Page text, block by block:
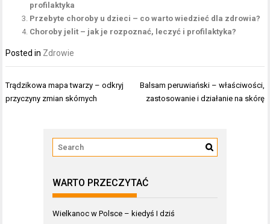
profilaktyka
Przebyte choroby u dzieci – co warto wiedzieć dla zdrowia?
Choroby jelit – jak je rozpoznać, leczyć i profilaktyka?
Posted in Zdrowie
Nawigacja
wpisu
Trądzikowa mapa twarzy – odkryj
przyczyny zmian skórnych
Balsam peruwiański – właściwości,
zastosowanie i działanie na skórę
WARTO PRZECZYTAĆ
Wielkanoc w Polsce – kiedyś I dziś